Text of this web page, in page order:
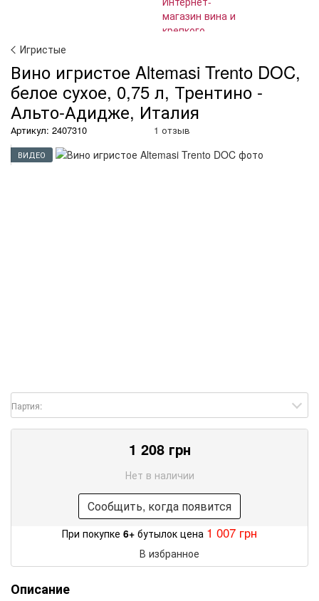
Игристые
Вино игристое Altemasi Trento DOC,
белое сухое, 0,75 л, Трентино -
Альто-Адидже, Италия
Артикул: 2407310 1 отзыв
ВИДЕО
Партия:
1 208 грн
Нет в наличии
Сообщить, когда появится
При покупке 6+ бутылок цена 1 007 грн
В избранное
Описание